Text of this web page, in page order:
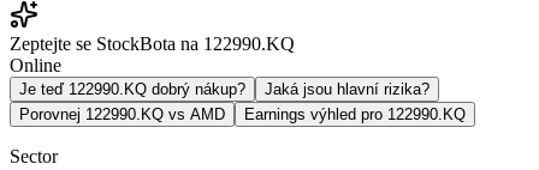
Zeptejte se StockBota na 122990.KQ
Online
Je teď 122990.KQ dobrý nákup?
Jaká jsou hlavní rizika?
Porovnej 122990.KQ vs AMD
Earnings výhled pro 122990.KQ
Sector